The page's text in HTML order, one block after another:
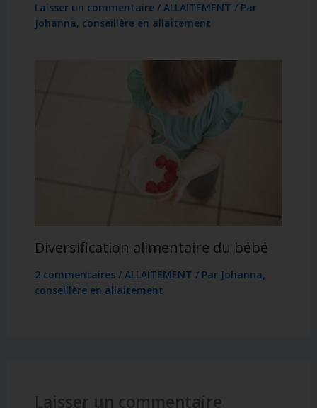
Laisser un commentaire / ALLAITEMENT / Par
Johanna, conseillère en allaitement
Diversification alimentaire du bébé
2 commentaires / ALLAITEMENT / Par Johanna,
conseillère en allaitement
Laisser un commentaire